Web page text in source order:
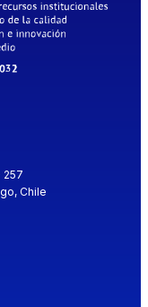
257
Chile